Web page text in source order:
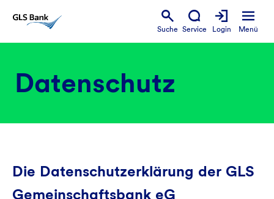
Suche Service Login Menü
Datenschutz
Die Datenschutzerklärung der GLS
Gemeinschaftsbank eG